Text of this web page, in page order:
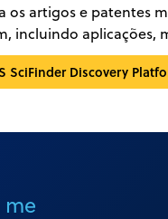
os artigos e patentes
incluindo aplicações,
SciFinder Discovery
me